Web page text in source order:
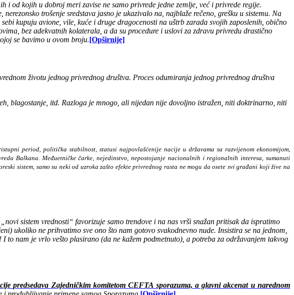
od kojih u dobroj meri zavise ne samo privrede jedne zemlje, već i privrede regije.
nerezonsko trošenje sredstava jasno je ukazivalo na, najblaže rečeno, grešku u sistemu. Na
kupuju avione, vile, kuće i druge dragocenosti na uštrb zarada svojih zaposlenih , obično
bez adekvatnih kolaterala, a da su procedure i uslovi za zdravu privredu drastično
se bavimo u ovom broju.[Opširnije]
životu jednog privrednog društva. Proces odumiranja jednog privrednog društva
blagostanje, itd. Razloga je mnogo, ali nijedan nije dovoljno istražen, niti doktrinarno, niti
period, politička stabilnost, statusi najpovlašćenije nacije u državama sa razvijenom ekonomijom,
Balkana. Međuetničke čarke, nejedinstvo, nepostojanje nacionalnih i regionalnih interesa, sumanuti
sistem, samo su neki od uzroka zašto efekte privrednog rasta ne mogu da osete svi građani koji žive na
sistem vrednosti“ favorizuje samo trendove i na nas vrši snažan pritisak da ispratimo
ukoliko ne prihvatimo sve ono što nam gotovo svakodnevno nude. Insistira se na jednom,
nam je vrlo vešto plasirano (da ne kažem podmetnuto), a potreba za održavanjem takvog
predsedava Zajedničkim komitetom CEFTA sporazuma, a glavni akcenat u narednom